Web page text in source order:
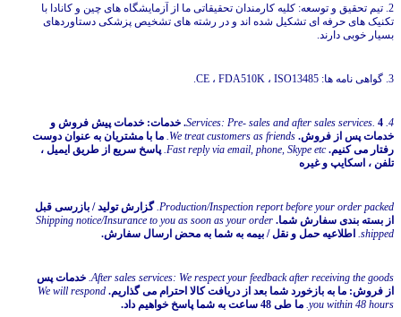
2. تیم تحقیق و توسعه: کلیه کارمندان تحقیقاتی ما از آزمایشگاه های چین و کانادا با
تکنیک های حرفه ای تشکیل شده اند و در رشته های تشخیص پزشکی دستاوردهای
بسیار خوبی دارند.
3. گواهی نامه ها: CE ، FDA510K ، ISO13485.
4. Services: Pre- sales and after sales services.
4. خدمات: خدمات پیش فروش و
خدمات پس از فروش. We treat customers as friends. ما با مشتریان به عنوان دوست
رفتار می کنیم. Fast reply via email, phone, Skype etc. پاسخ سریع از طریق ایمیل ،
تلفن ، اسکایپ و غیره
Production/Inspection report before your order packed. گزارش تولید / بازرسی قبل
از بسته بندی سفارش شما. Shipping notice/Insurance to you as soon as your order
shipped. اطلاعیه حمل و نقل / بیمه به شما به محض ارسال سفارش.
After sales services: We respect your feedback after receiving the goods. خدمات پس
از فروش: ما به بازخورد شما بعد از دریافت کالا احترام می گذاریم. We will respond
you within 48 hours. ما طی 48 ساعت به شما پاسخ خواهیم داد.